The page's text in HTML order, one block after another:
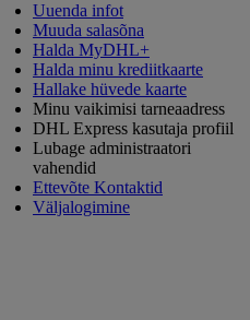
Uuenda infot
Muuda salasõna
Halda MyDHL+
Halda minu krediitkaarte
Hallake hüvede kaarte
Minu vaikimisi tarneaadress
DHL Express kasutaja profiil
Lubage administraatori
vahendid
Ettevõte Kontaktid
Väljalogimine